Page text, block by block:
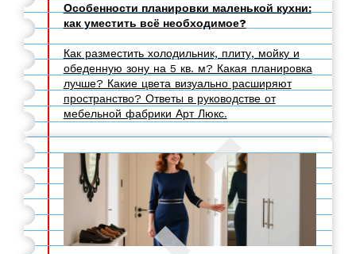
Особенности планировки маленькой кухни:
как уместить всё необходимое?
Как разместить холодильник, плиту, мойку и
обеденную зону на 5 кв. м? Какая планировка
лучше? Какие цвета визуально расширяют
пространство? Ответы в руководстве от
мебельной фабрики Арт Люкс.